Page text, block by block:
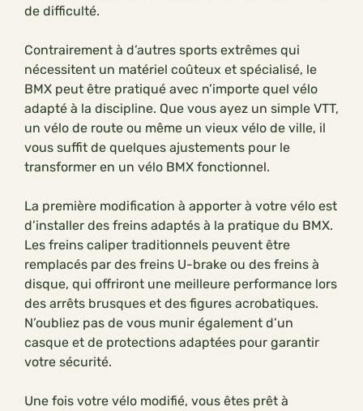
de difficulté.
Contrairement à d’autres sports extrêmes qui
nécessitent un matériel coûteux et spécialisé, le
BMX peut être pratiqué avec n’importe quel vélo
adapté à la discipline. Que vous ayez un simple VTT,
un vélo de route ou même un vieux vélo de ville, il
vous suffit de quelques ajustements pour le
transformer en un vélo BMX fonctionnel.
La première modification à apporter à votre vélo est
d’installer des freins adaptés à la pratique du BMX.
Les freins caliper traditionnels peuvent être
remplacés par des freins U-brake ou des freins à
disque, qui offriront une meilleure performance lors
des arrêts brusques et des figures acrobatiques.
N’oubliez pas de vous munir également d’un
casque et de protections adaptées pour garantir
votre sécurité.
Une fois votre vélo modifié, vous êtes prêt à